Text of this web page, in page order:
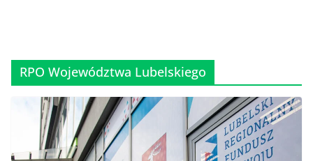
RPO Województwa Lubelskiego